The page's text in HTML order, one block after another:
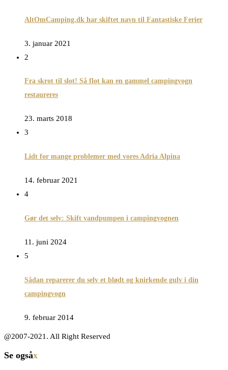
AltOmCamping.dk har skiftet navn til Fantastiske Ferier
3. januar 2021
2
Fra skrot til slot! Så flot kan en gammel campingvogn
restaureres
23. marts 2018
3
Lidt for mange problemer med vores Adria Alpina
14. februar 2021
4
Gør det selv: Skift vandpumpen i campingvognen
11. juni 2024
5
Sådan reparerer du selv et blødt og knirkende gulv i din
campingvogn
9. februar 2014
@2007-2021. All Right Reserved
Se ogsåx